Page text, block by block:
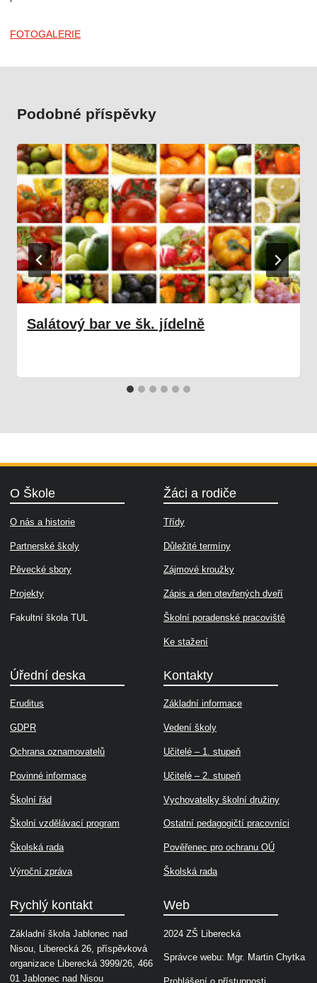
FOTOGALERIE
Podobné příspěvky
Salátový bar ve šk. jídelně
O Škole
O nás a historie
Partnerské školy
Pěvecké sbory
Projekty
Fakultní škola TUL
Žáci a rodiče
Třídy
Důležité termíny
Zájmové kroužky
Zápis a den otevřených dveří
Školní poradenské pracoviště
Ke stažení
Úřední deska
Eruditus
GDPR
Ochrana oznamovatelů
Povinné informace
Školní řád
Školní vzdělávací program
Školská rada
Výroční zpráva
Kontakty
Základní informace
Vedení školy
Učitelé – 1. stupeň
Učitelé – 2. stupeň
Vychovatelky školní družiny
Ostatní pedagogičtí pracovníci
Pověřenec pro ochranu OÚ
Školská rada
Rychlý kontakt
Základní škola Jablonec nad
Nisou, Liberecká 26, příspěvková
organizace Liberecká 3999/26, 466
01 Jablonec nad Nisou
Web
2024 ZŠ Liberecká
Správce webu: Mgr. Martin Chytka